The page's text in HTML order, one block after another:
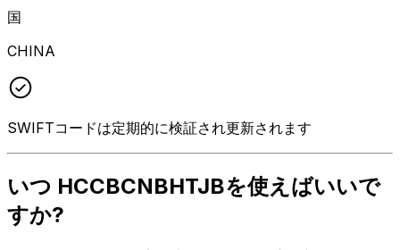
国
CHINA
SWIFTコードは定期的に検証され更新されます
いつ HCCBCNBHTJBを使えばいいで
すか?